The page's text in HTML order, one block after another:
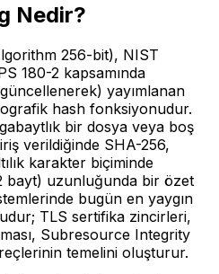
Nedir?
256-bit), NIST
180-2 kapsamında
yayımlanan
hash fonksiyonudur.
bir dosya veya boş
verildiğinde SHA-256,
karakter biçiminde
bayt) uzunluğunda bir özet
bugün en yaygın
TLS sertifika zincirleri,
Subresource Integrity
temelini oluşturur.